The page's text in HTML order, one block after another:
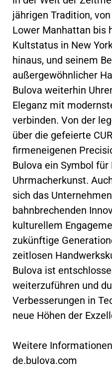
jährigen Tradition,
Lower Manhattan bis
Kultstatus in New
hinaus, und seinem
außergewöhnlicher
Bulova weiterhin
Eleganz mit
verbinden. Von der
über die gefeierte
firmeneigenen
Bulova ein Symbol für
Uhrmacherkunst.
sich das
bahnbrechenden
kulturellem
zukünftige
zeitlosen
Bulova ist
weiterzuführen und
Verbesserungen in
neue Höhen der
Weitere
de.bulova.com